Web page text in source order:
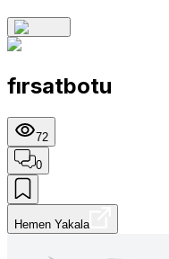
fırsatbotu
72
0
Hemen Yakala